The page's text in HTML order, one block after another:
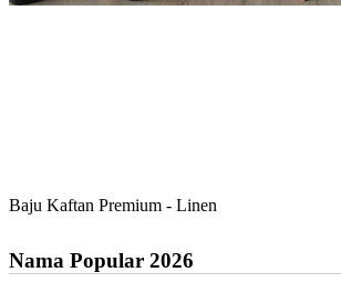
Baju Kaftan Premium - Linen
Nama Popular 2026